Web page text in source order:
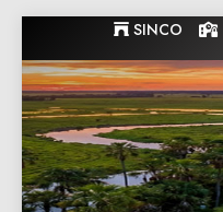
to
content
SINCO